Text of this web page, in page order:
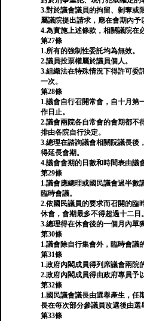
3.對於議會議員的拘留、剝奪或
屬議院提出請求，應在會期內予
4.為實施上述條款，相關議院在
第27條
1.所有的強制性委託均為無效。
2.議員投票權屬於議員個人。
3.組織法在特殊情況下得許可委
一次。
第28條
1.議會自行召開常會，自十月第
作日止。
2.議會兩院各自常會的會期都不
排由各院自行決定。
3.總理在諮詢議會相關院議長後
得延長會期。
4.議會會期的日數和時間表由議
第29條
1.議會應總理或國民議會過半數
臨時會議。
2.依國民議員的要求而召開的臨
休會，會期最多不得超過十二日。
3.總理得在休會後的一個月內單
第30條
1.議會除自行集會外，臨時會議
第31條
1.政府內閣成員得列席議會兩院
2.政府內閣成員得由政府專員予
第32條
1.國民議會議長由選舉產生，任
長在每次部分參議員改選後由選
第33條